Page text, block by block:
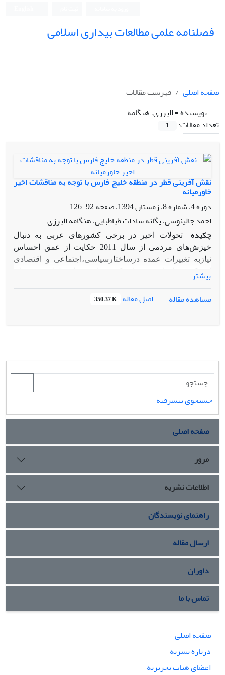
فصلنامه علمی مطالعات بیداری اسلامی
صفحه اصلی
فهرست مقالات
نویسنده =البرزی، هنگامه
تعداد مقالات:
1
نقش آفرینی قطر در منطقه خلیج فارس با توجه به مناقشات اخیر
خاورمیانه
دوره 4، شماره 8، زمستان 1394، صفحه
92-126
احمد جالینوسی، یگانه سادات طباطبایی، هنگامه البرزی
چکیده
تحولات اخیر در برخی کشورهای عربی به دنبال
خیزش‌های مردمی از سال 2011 حکایت از عمق احساس
نیازبه تغییرات عمده درساختارسیاسی،اجتماعی و اقتصادی
مدعی بازیگری درسطح منطقه خلیج فارس در تلاش است تا
موقعیت خود را از طریق مدیریت و دخالت در بحران‌های پیش
آیا قطر توانایی ایفاگری نقشی مؤثر در ترتیبات امنیتی منطقه
خلیج فارس، با توجه به تحولات اخیر را دارد؟فرضیه پژوهش
حاضر این است که: کشور قطر توانسته در سال‌های اخیر
ایفاگر نقشی مؤثر در منطقه باشد، دور از ذهن نیست اما
بایستی توجه داشت این بازیگری برای کشور کوچکی چون
کشورهای قدرتمندی چون ایران و عربستان،عدم تعریف
اصول پایدار در سیاست خارجی و نداشتن پیشینه تاریخی و
فرهنگی مستقل از جمله مشکلات این کشور مدعی
می‌باشدکه مانع از پیشرفت مداوم آن در تأثیرگذاری بر
معادلات امنیتی خلیج فارس می‌شود. روش جمع آوری داده ها
بیشتر
مشاهده مقاله
اصل مقاله 350.37 K
جستجوی پیشرفته
صفحه اصلی
مرور
اطلاعات نشریه
راهنمای نویسندگان
ارسال مقاله
داوران
تماس با ما
صفحه اصلی
درباره نشریه
اعضای هیات تحریریه